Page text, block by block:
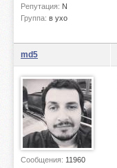
Репутация: N
Группа: в ухо
md5
Сообщения: 11960